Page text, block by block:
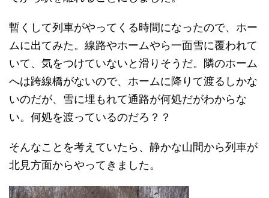
暫くして列車がやってくる時間になったので、ホー
ムに出てみた。線路やホームやら一面雪に覆われて
いて、気をつけていないと滑りそうだ。隣のホーム
へは跨線橋がないので、ホームに降りて渡るしかな
いのだが、雪に埋もれて通路が何処だがわからな
い。何処を渡っているのだろ？？
そんなことを考えていたら、静かな山間から列車が
北見方面からやってきました。